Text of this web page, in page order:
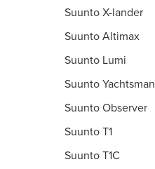
Suunto X-lander
Suunto Altimax
Suunto Lumi
Suunto Yachtsman
Suunto Observer
Suunto T1
Suunto T1C